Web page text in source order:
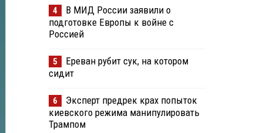
4
В МИД России заявили о
подготовке Европы к войне с
Россией
5
Ереван рубит сук, на котором
сидит
6
Эксперт предрек крах попыток
киевского режима манипулировать
Трампом